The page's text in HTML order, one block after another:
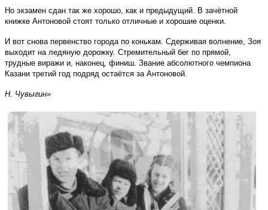
Но экзамен сдан так же хорошо, как и предыдущий. В зачётной
книжке Антоновой стоят только отличные и хорошие оценки.
И вот снова первенство города по конькам. Сдерживая волнение, Зоя
выходит на ледяную дорожку. Стремительный бег по прямой,
трудные виражи и, наконец, финиш. Звание абсолютного чемпиона
Казани третий год подряд остаётся за Антоновой.
Н. Чувыгин»